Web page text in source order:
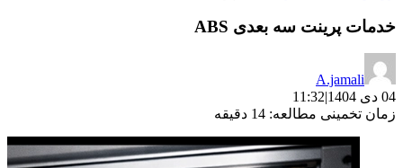
خدمات پرینت سه بعدی ABS
A.jamali
04 دی 1404
|
11:32
زمان تخمینی مطالعه: 14 دقیقه